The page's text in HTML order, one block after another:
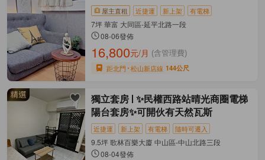
屋主直租 近捷運 新上架 有電梯
7坪 華富 大同區-延平北路一段
08-06發佈
16,800元/月 (含管理費)
距北門 松山新店線 144公尺
獨立套房
✨民權西路站晴光商圈電梯
陽台套房✨可開伙有天然瓦斯
近捷運 新上架 有電梯 隨時可遷入
9.5坪 歌林百樂大廈 中山區-中山北路三段
08-04發佈